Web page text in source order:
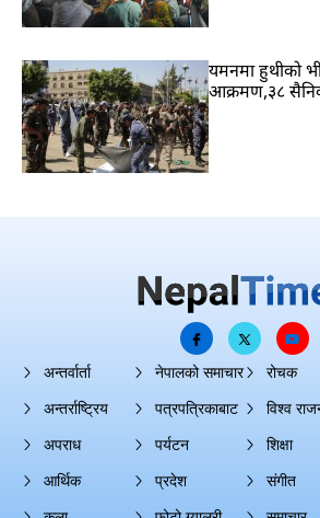
यमनमा हुथीको
आक्रमण,३८
अन्तर्वार्ता
अन्तर्राष्ट्रिय
अपराध
आर्थिक
नेपालको समाचार
पत्रपत्रिकाबाट
पर्यटन
प्रदेश
रोचक
विश्व
शिक्षा
संगीत